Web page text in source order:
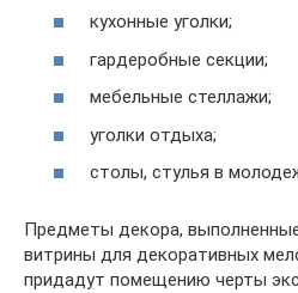
кухонные уголки;
гардеробные секции;
мебельные стеллажи;
уголки отдыха;
столы, стулья в
Предметы декора,
витрины для декоративных
придадут помещению черты